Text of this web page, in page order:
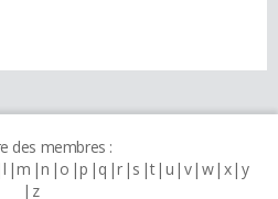
des membres :
l m n o p q r s t u v w x y
z